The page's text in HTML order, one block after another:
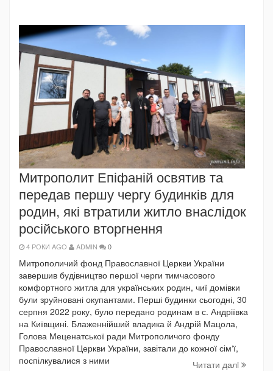
Митрополит Епіфаній освятив та
передав першу чергу будинків для
родин, які втратили житло внаслідок
російського вторгнення
4 РОКИ AGO ADMIN 0
Митрополичий фонд Православної Церкви України
завершив будівництво першої черги тимчасового
комфортного житла для українських родин, чиї домівки
були зруйновані окупантами. Перші будинки сьогодні, 30
серпня 2022 року, було передано родинам в с. Андріївка
на Київщині. Блаженнійший владика й Андрій Мацола,
Голова Меценатської ради Митрополичого фонду
Православної Церкви України, завітали до кожної сім‘ї,
поспілкувалися з ними
Читати далi